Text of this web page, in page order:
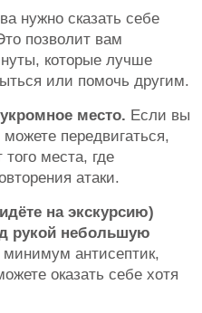
нужно сказать себе
позволит вам
которые лучше
или помочь другим.
место. Если вы
передвигаться,
места, где
атаки.
на экскурсию)
рукой небольшую
минимум антисептик,
оказать себе хотя